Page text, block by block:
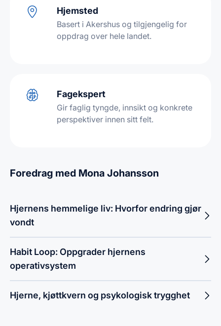
Hjemsted
Basert i Akershus og tilgjengelig for
oppdrag over hele landet.
Fagekspert
Gir faglig tyngde, innsikt og konkrete
perspektiver innen sitt felt.
Foredrag med Mona Johansson
Hjernens hemmelige liv: Hvorfor endring gjør
vondt
Habit Loop: Oppgrader hjernens
operativsystem
Hjerne, kjøttkvern og psykologisk trygghet